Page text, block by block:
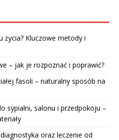
życia? Kluczowe metody i
– jak je rozpoznać i poprawić?
fasoli – naturalny sposób na
sypialni, salonu i przedpokoju –
oraz leczenie od